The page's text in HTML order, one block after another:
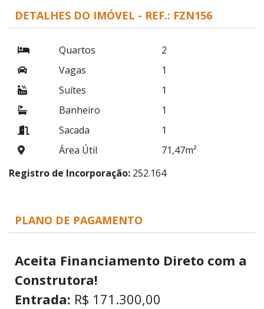
DETALHES DO IMÓVEL - REF.: FZN156
Quartos
2
Vagas
1
Suítes
1
Banheiro
1
Sacada
1
Área Útil
71,47m²
Registro de Incorporação: 252.164
PLANO DE PAGAMENTO
Aceita Financiamento Direto com a
Construtora!
Entrada: R$ 171.300,00